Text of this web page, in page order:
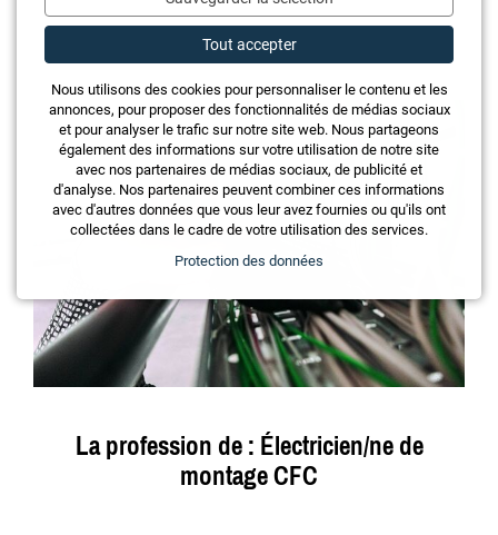
La profession de : Électricien/ne de
montage CFC
Tout accepter
Nous utilisons des cookies pour personnaliser le contenu et les
annonces, pour proposer des fonctionnalités de médias sociaux
et pour analyser le trafic sur notre site web. Nous partageons
également des informations sur votre utilisation de notre site
avec nos partenaires de médias sociaux, de publicité et
d'analyse. Nos partenaires peuvent combiner ces informations
avec d'autres données que vous leur avez fournies ou qu'ils ont
collectées dans le cadre de votre utilisation des services.
Protection des données